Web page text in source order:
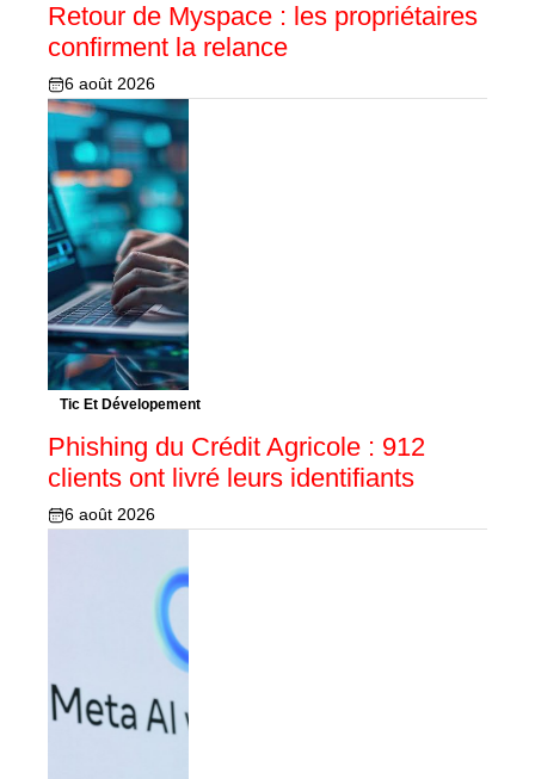
Retour de Myspace : les propriétaires
confirment la relance
6 août 2026
Tic Et Dévelopement
Phishing du Crédit Agricole : 912
clients ont livré leurs identifiants
6 août 2026